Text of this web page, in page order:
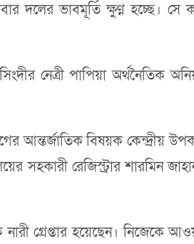
দলের ভাবমূর্তি ক্ষুণ্ন হচ্ছে।
নেত্রী পাপিয়া অর্থনৈতিক
আন্তর্জাতিক বিষয়ক কেন্দ্রীয়
সহকারী রেজিস্ট্রার শারমিন
গ্রেপ্তার হয়েছেন। নিজেকে